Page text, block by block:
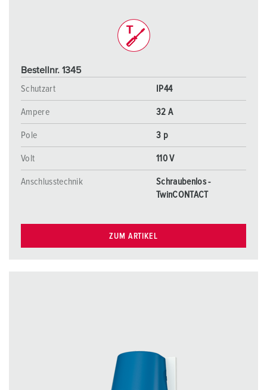
Bestellnr. 1345
Schutzart
IP44
Ampere 32 A
Pole 3 p
Volt 110 V
Anschlusstechnik
Schraubenlos -
TwinCONTACT
ZUM ARTIKEL